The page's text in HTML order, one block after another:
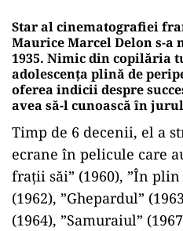
Star al cinematografiei
Maurice Marcel Delon s-a
1935. Nimic din copilăria
adolescența plină de
oferea indicii despre
avea să-l cunoască în
Timp de 6 decenii, el a
ecrane în pelicule care
frații săi” (1960), ”În plin
(1962), ”Ghepardul”
(1964), ”Samuraiul”